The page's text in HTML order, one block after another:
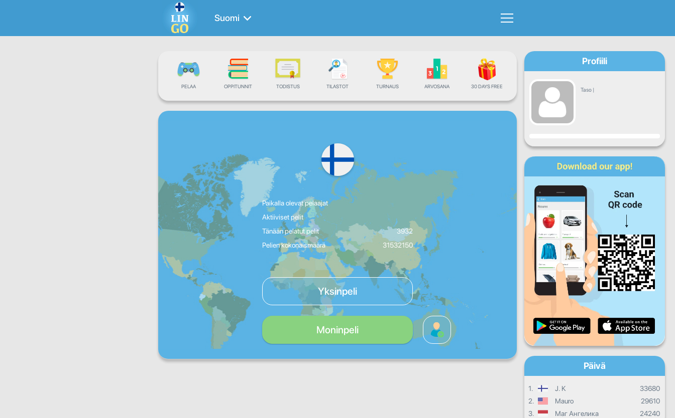
Suomi
PELAA OPPITUNNIT TODISTUS TILASTOT TURNAUS ARVOSANA 30 DAYS FREE
Paikalla olevat pelaajat
Aktiiviset pelit
Tänään pelatut pelit
3932
Pelien kokonaismäärä
31532150
Yksinpeli
Moninpeli
Profiili
Taso |
Edistyminen
Ma Ke To
La Su
Päivittäinen edistyminen
Kuukausittainen edistyminen
Kokonaisedistyminen
Päivä
1. J. K
33680
2.
Mauro
29610
3.
Маг Ангелика 24240